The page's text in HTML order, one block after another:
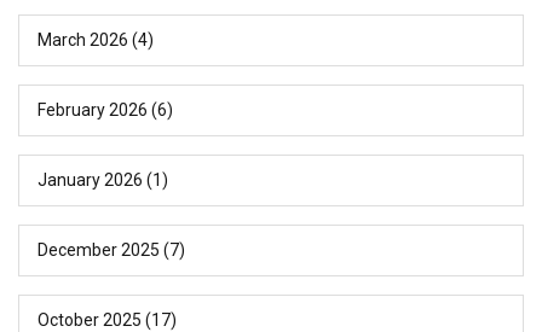
March 2026 (4)
February 2026 (6)
January 2026 (1)
December 2025 (7)
October 2025 (17)